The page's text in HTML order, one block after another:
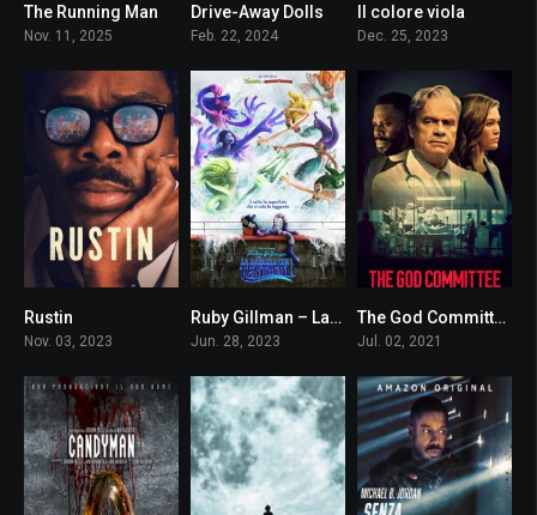
6.7
The Running Man
Nov. 11, 2025
5.5
Drive-Away Dolls
Feb. 22, 2024
Il colore viola
Dec. 25, 2023
Rustin
Nov. 03, 2023
5.7Ruby Gillman – La ragazza con i tentacoli
Jun. 28, 2023
5.8The God Committee – La scelta
Jul. 02, 2021